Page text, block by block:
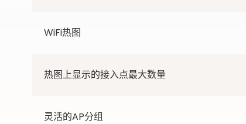
WiFi热图
热图上显示的接入点最大数量
灵活的AP分组